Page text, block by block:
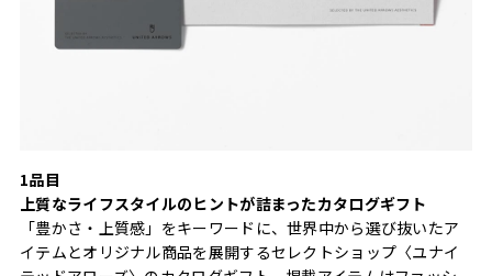
1品目
上質なライフスタイルのヒントが詰まったカタログギフト
「豊かさ・上質感」をキーワードに、世界中から選び抜いたア
イテムとオリジナル商品を展開するセレクトショップ〈ユナイ